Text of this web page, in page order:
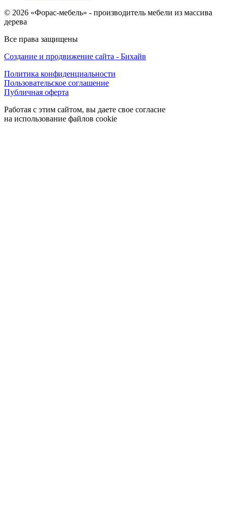
© 2026 «Форас-мебель» - производитель мебели из массива
дерева
Все права защищены
Создание и продвижение сайта - Бихайв
Политика конфиденциальности
Пользовательское соглашение
Публичная оферта
Работая с этим сайтом, вы даете свое согласие
на использование файлов cookie